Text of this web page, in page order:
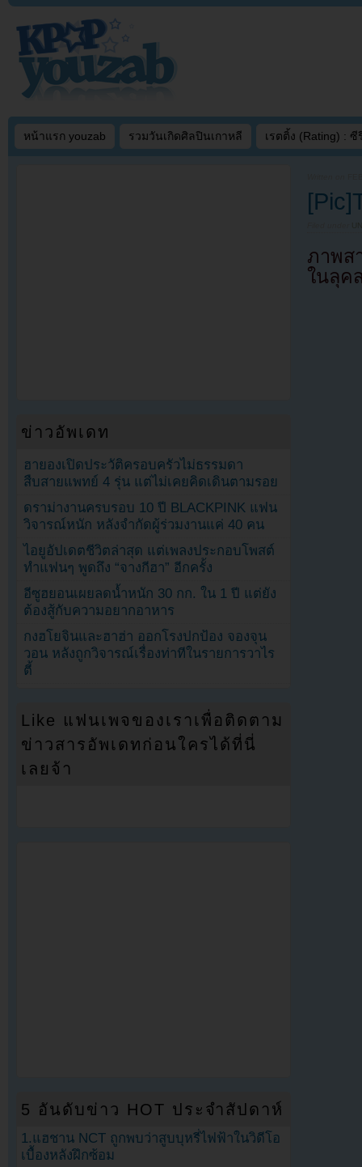
หน้าแรก youzab รวมวันเกิดศิลปินเกาหลี เรตติ้ง (Rating) : ซี
ภาพส
ในลุค
ข่าวอัพเดท
ฮายองเปิดประวัติครอบครัวไม่ธรรมดา
สืบสายแพทย์ 4 รุ่น แต่ไม่เคยคิดเดินตามรอย
ดราม่างานครบรอบ 10 ปี BLACKPINK แฟน
วิจารณ์หนัก หลังจำกัดผู้ร่วมงานแค่ 40 คน
ไอยูอัปเดตชีวิตล่าสุด แต่เพลงประกอบโพสต์
ทำแฟนๆ พูดถึง “จางกีฮา” อีกครั้ง
อีซูฮยอนเผยลดน้ำหนัก 30 กก. ใน 1 ปี แต่ยัง
ต้องสู้กับความอยากอาหาร
กงฮโยจินและฮาฮ่า ออกโรงปกป้อง จองจุน
วอน หลังถูกวิจารณ์เรื่องท่าทีในรายการวาไร
ตี้
Like แฟนเพจของเราเพื่อติดตาม
ข่าวสารอัพเดทก่อนใครได้ที่นี่
เลยจ้า
5 อันดับข่าว HOT ประจำสัปดาห์
1.แฮชาน NCT ถูกพบว่าสูบบุหรี่ไฟฟ้าในวิดีโอ
เบื้องหลังฝึกซ้อม